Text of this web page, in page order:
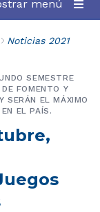
menú
Noticias 2021
SEMESTRE
FOMENTO Y
SERÁN EL MÁXIMO
EL PAÍS.